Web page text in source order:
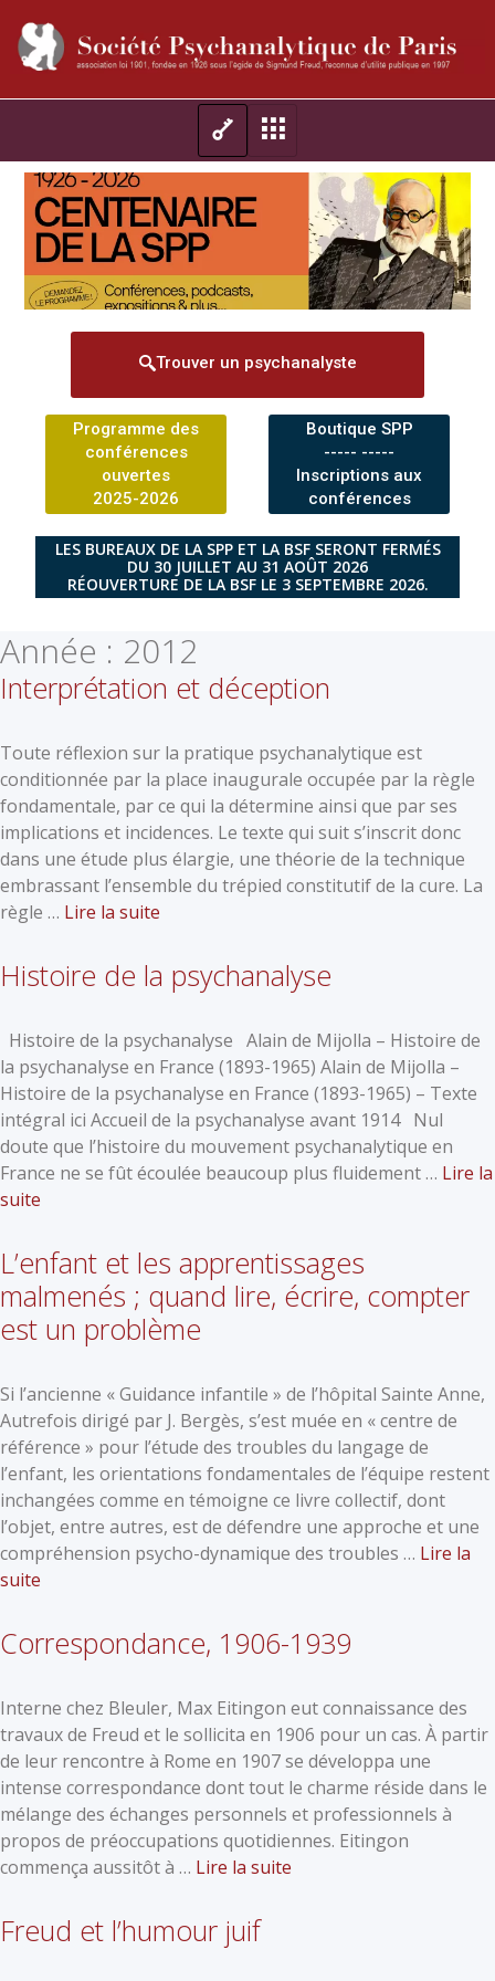
Trouver un psychanalyste
Programme des
conférences
ouvertes
2025-2026
Boutique SPP
----- -----
Inscriptions aux
conférences
LES BUREAUX DE LA SPP ET LA BSF SERONT FERMÉS
DU 30 JUILLET AU 31 AOÛT 2026
RÉOUVERTURE DE LA BSF LE 3 SEPTEMBRE 2026.
Année : 2012
Interprétation et déception
Toute réflexion sur la pratique psychanalytique est
conditionnée par la place inaugurale occupée par la règle
fondamentale, par ce qui la détermine ainsi que par ses
implications et incidences. Le texte qui suit s’inscrit donc
dans une étude plus élargie, une théorie de la technique
embrassant l’ensemble du trépied constitutif de la cure. La
règle … Lire la suite
Histoire de la psychanalyse
Histoire de la psychanalyse Alain de Mijolla – Histoire de
la psychanalyse en France (1893-1965) Alain de Mijolla –
Histoire de la psychanalyse en France (1893-1965) – Texte
intégral ici Accueil de la psychanalyse avant 1914 Nul
doute que l’histoire du mouvement psychanalytique en
France ne se fût écoulée beaucoup plus fluidement … Lire la
suite
L’enfant et les apprentissages
malmenés ; quand lire, écrire, compter
est un problème
Si l’ancienne « Guidance infantile » de l’hôpital Sainte Anne,
Autrefois dirigé par J. Bergès, s’est muée en « centre de
référence » pour l’étude des troubles du langage de
l’enfant, les orientations fondamentales de l’équipe restent
inchangées comme en témoigne ce livre collectif, dont
l’objet, entre autres, est de défendre une approche et une
compréhension psycho-dynamique des troubles … Lire la
suite
Correspondance, 1906-1939
Interne chez Bleuler, Max Eitingon eut connaissance des
travaux de Freud et le sollicita en 1906 pour un cas. À partir
de leur rencontre à Rome en 1907 se développa une
intense correspondance dont tout le charme réside dans le
mélange des échanges personnels et professionnels à
propos de préoccupations quotidiennes. Eitingon
commença aussitôt à … Lire la suite
Freud et l’humour juif